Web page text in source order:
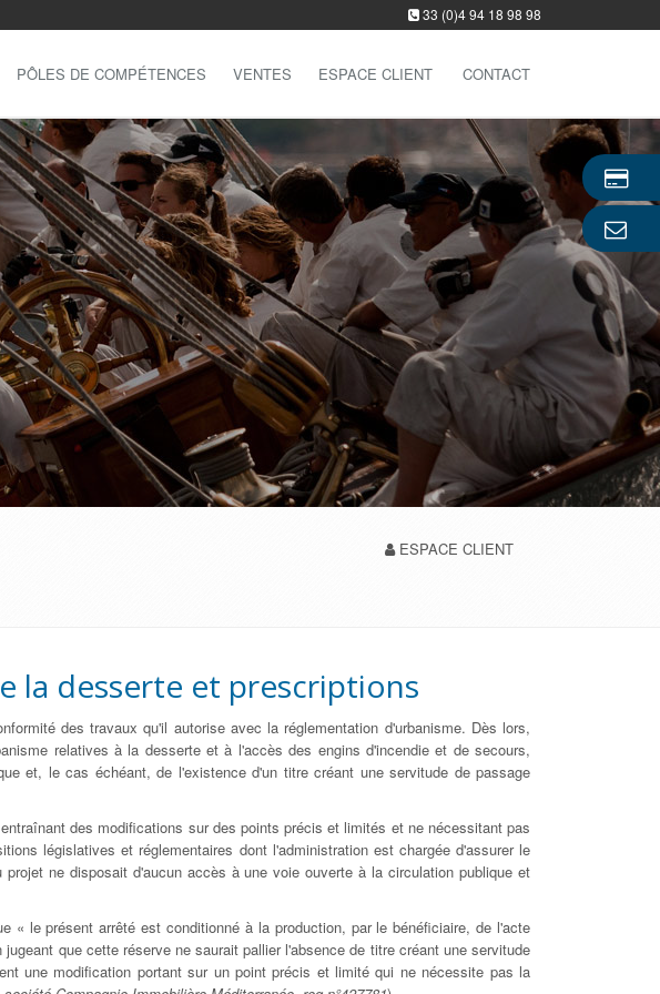
33 (0)4 94 18 98 98
PÔLES DE COMPÉTENCES VENTES ESPACE CLIENT CONTACT
ESPACE CLIENT
la desserte et prescriptions
des travaux qu'il autorise avec la réglementation d'urbanisme. Dès lors,
relatives à la desserte et à l'accès des engins d'incendie et de secours,
et, le cas échéant, de l'existence d'un titre créant une servitude de passage
des modifications sur des points précis et limités et ne nécessitant pas
législatives et réglementaires dont l'administration est chargée d'assurer le
ne disposait d'aucun accès à une voie ouverte à la circulation publique et
« le présent arrêté est conditionné à la production, par le bénéficiaire, de l'acte
que cette réserve ne saurait pallier l'absence de titre créant une servitude
une modification portant sur un point précis et limité qui ne nécessite pas la